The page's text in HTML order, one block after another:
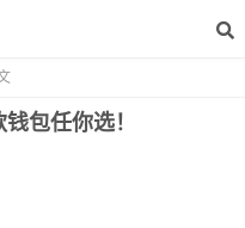
包任你选！